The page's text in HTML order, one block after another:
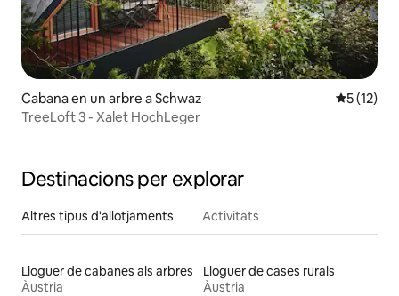
Cabana en un arbre a Schwaz 5 de
5 (12)
TreeLoft 3 - Xalet HochLeger
Destinacions per explorar
Altres tipus d'allotjaments Activitats
Lloguer de cabanes als arbres
Àustria
Lloguer de cases rurals
Àustria